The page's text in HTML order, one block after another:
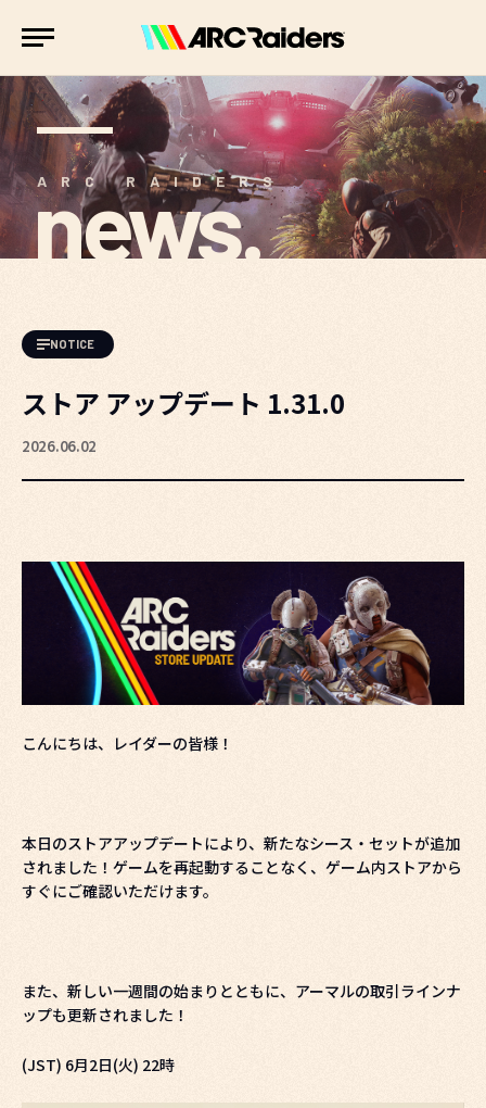
ARC RAIDERS
news.
NOTICE
ストア アップデート 1.31.0
2026.06.02
こんにちは、レイダーの皆様！
本日のストアアップデートにより、新たなシース・セットが追加
されました！ゲームを再起動することなく、ゲーム内ストアから
すぐにご確認いただけます。
また、新しい一週間の始まりとともに、アーマルの取引ラインナ
ップも更新されました！
(JST) 6月2日(火) 22時